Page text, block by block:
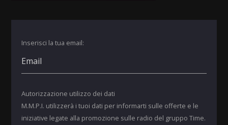
Inserisci la tua email:
Autorizzazione utilizzo dei dati
M.M.P.I. utilizzerà i tuoi dati per informarti sulle offerte e le
iniziative legate alla promozione sulle radio del gruppo Time.